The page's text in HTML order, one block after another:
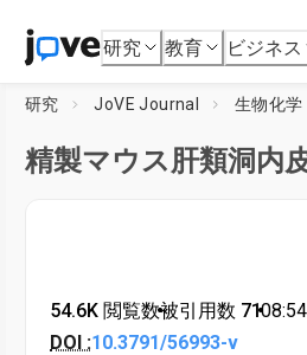
研究 教育 ビジネス
研究 JoVE Journal 生物化学
精製マウス肝類洞内
54.6K 閲覧数•被引用数 71•08:54
DOI :10.3791/56993-v